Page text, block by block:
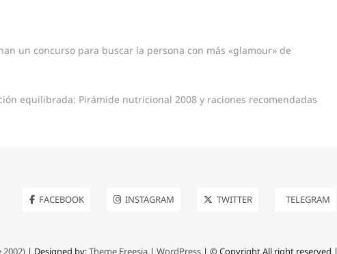
un concurso para buscar la persona con más «glamour» de
equilibrada: Pirámide nutricional 2008 y raciones recomendadas
FACEBOOK INSTAGRAM TWITTER TELEGRAM
| Designed by:Theme Freesia| WordPress| © Copyright All right reserved |